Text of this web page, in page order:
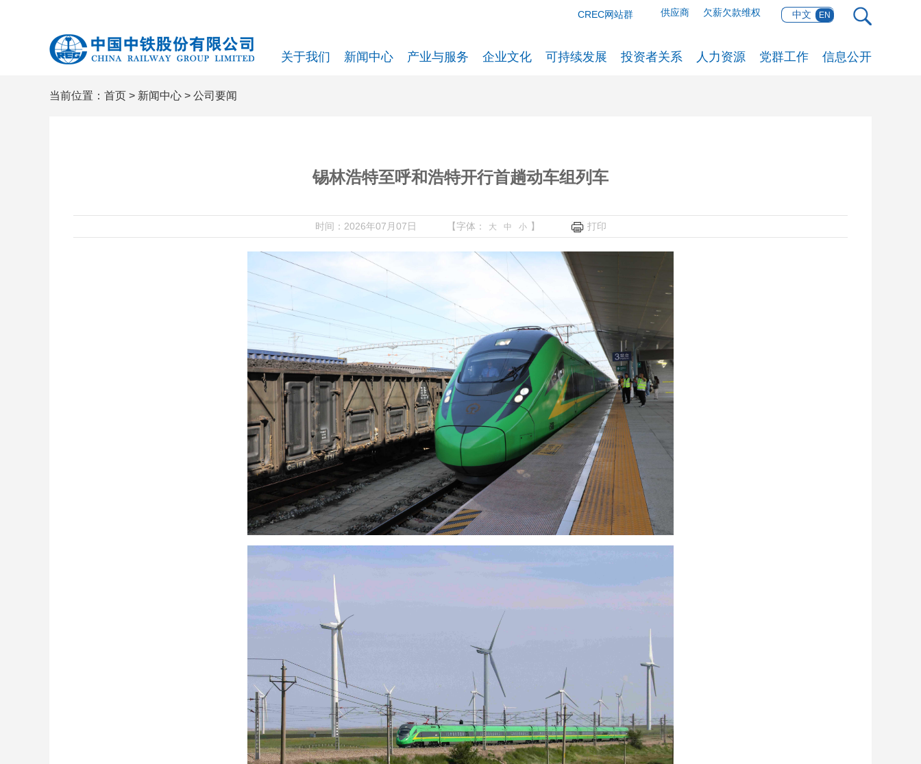
中文 EN
欠薪欠款维权
供应商
CREC网站群
关于我们 新闻中心 产业与服务 企业文化 可持续发展 投资者关系 人力资源 党群工作 信息公开
当前位置： 首页 > 新闻中心 > 公司要闻
锡林浩特至呼和浩特开行首趟动车组列车
时间：2026年07月07日 【字体： 大 中 小 】 打印